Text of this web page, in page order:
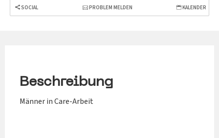
SOCIAL PROBLEM MELDEN KALENDER
Beschreibung
Männer in Care-Arbeit